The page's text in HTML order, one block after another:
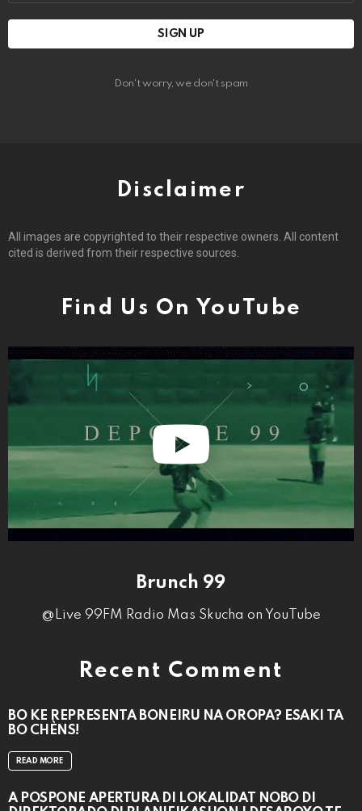
Don't worry, we don't spam
Disclaimer
All images are copyrighted to their respective owners. All content
cited is derived from their respective sources.
Find Us On YouTube
Brunch 99
@Live 99FM Radio Mas Skucha on YouTube
Recent Comment
BO KE REPRESENTÁ BONEIRU NA OROPA? ESAKI TA
BO CHÈNS!
READ MORE
A POSPONÉ APERTURA DI LOKALIDAT NOBO DI